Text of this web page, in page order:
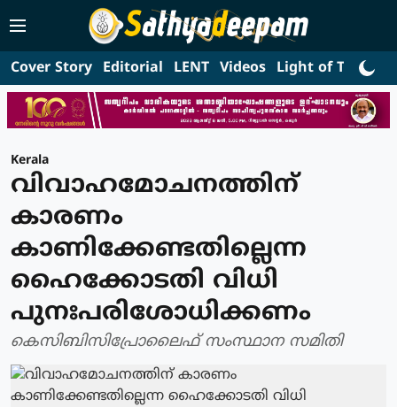
Cover Story Editorial LENT Videos Light of Truth
Kerala
വിവാഹമോചനത്തിന്
കാരണം
കാണിക്കേണ്ടതില്ലെന്ന
ഹൈക്കോടതി വിധി
പുനഃപരിശോധിക്കണം
കെസിബിസിപ്രോലൈഫ് സംസ്ഥാന സമിതി